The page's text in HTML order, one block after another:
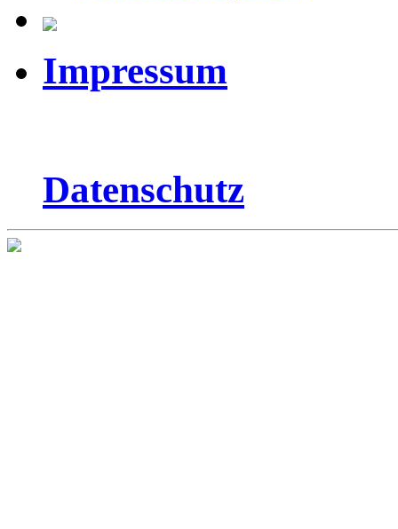
Impressum
Datenschutz